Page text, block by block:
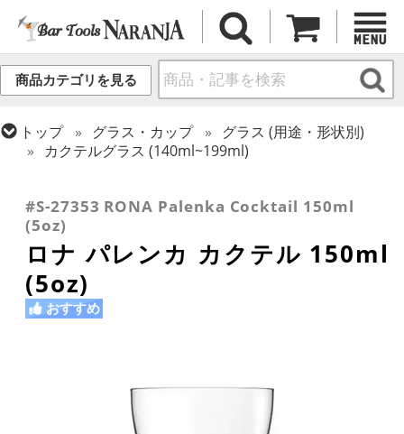
商品カテゴリを見る
トップ グラス・カップ
グラス (用途・形状別)
カクテルグラス (140ml~199ml)
カクテルグラス (全サイズ)
#S-27353 RONA Palenka Cocktail 150ml
(5oz)
ロナ パレンカ カクテル 150ml
(5oz)
おすすめ